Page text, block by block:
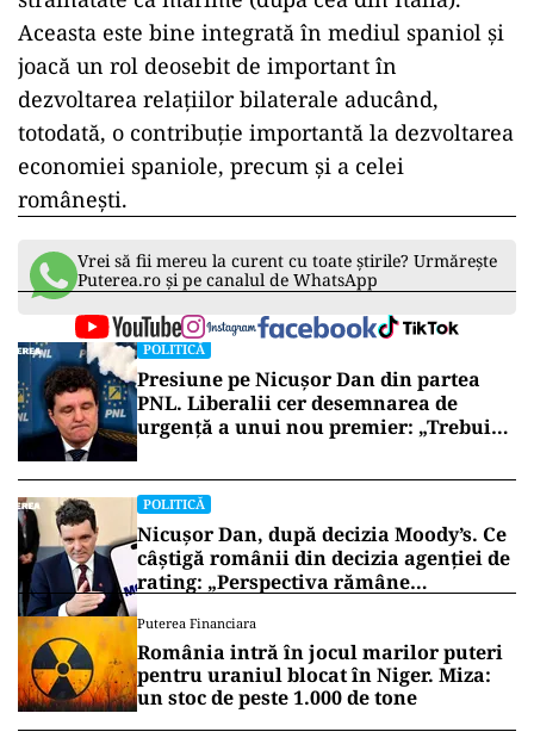
Aceasta este bine integrată în mediul spaniol și
joacă un rol deosebit de important în
dezvoltarea relațiilor bilaterale aducând,
totodată, o contribuție importantă la dezvoltarea
economiei spaniole, precum și a celei
românești.
Vrei să fii mereu la curent cu toate știrile? Urmărește
Puterea.ro și pe canalul de WhatsApp
POLITICĂ
Presiune pe Nicușor Dan din partea
PNL. Liberalii cer desemnarea de
urgență a unui nou premier: „Trebuie
POLITICĂ
Nicușor Dan, după decizia Moody’s. Ce
câștigă românii din decizia agenției de
rating: „Perspectiva rămâne
Puterea Financiara
România intră în jocul marilor puteri
pentru uraniul blocat în Niger. Miza:
un stoc de peste 1.000 de tone